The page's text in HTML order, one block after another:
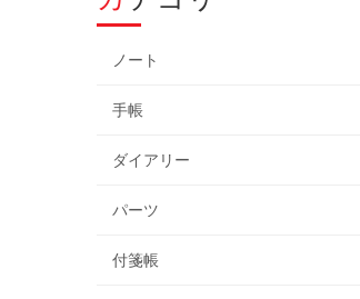
ノート
手帳
ダイアリー
パーツ
付箋帳